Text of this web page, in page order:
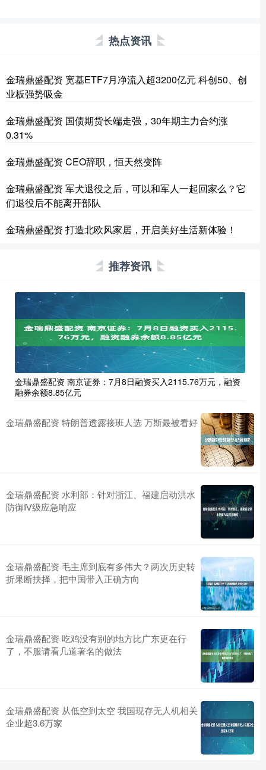
热点资讯
金瑞鼎盛配资 宽基ETF7月净流入超3200亿元 科创50、创
业板强势吸金
金瑞鼎盛配资 国债期货长端走强，30年期主力合约涨
0.31%
金瑞鼎盛配资 CEO辞职，恒天然变阵
金瑞鼎盛配资 军犬退役之后，可以和军人一起回家么？它
们退役后不能离开部队
金瑞鼎盛配资 打造北欧风家居，开启美好生活新体验！
推荐资讯
金瑞鼎盛配资 南京证券：7月8日融资买入2115.76万元，融资
融券余额8.85亿元
金瑞鼎盛配资 特朗普透露接班人选 万斯最被看好
金瑞鼎盛配资 水利部：针对浙江、福建启动洪水
防御Ⅳ级应急响应
金瑞鼎盛配资 毛主席到底有多伟大？两次历史转
折果断抉择，把中国带入正确方向
金瑞鼎盛配资 吃鸡没有别的地方比广东更在行
了，不服请看几道著名的做法
金瑞鼎盛配资 从低空到太空 我国现存无人机相关
企业超3.6万家